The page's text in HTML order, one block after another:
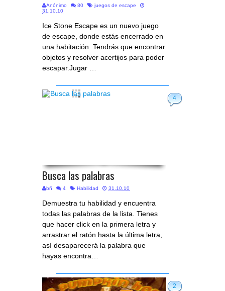
Anónimo 80
juegos de escape
31.10.10
Ice Stone Escape es un nuevo juego
de escape, donde estás encerrado en
una habitación. Tendrás que encontrar
objetos y resolver acertijos para poder
escapar.Jugar …
4
Busca las palabras
bñ 4 Habilidad 31.10.10
Demuestra tu habilidad y encuentra
todas las palabras de la lista. Tienes
que hacer click en la primera letra y
arrastrar el ratón hasta la última letra,
así desaparecerá la palabra que
hayas encontra…
2